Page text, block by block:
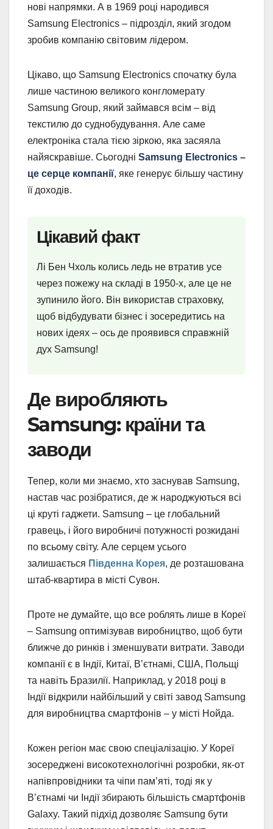
нові напрямки. А в 1969 році народився
Samsung Electronics – підрозділ, який згодом
зробив компанію світовим лідером.
Цікаво, що Samsung Electronics спочатку була
лише частиною великого конгломерату
Samsung Group, який займався всім – від
текстилю до суднобудування. Але саме
електроніка стала тією зіркою, яка засяяла
найяскравіше. Сьогодні Samsung Electronics –
це серце компанії, яке генерує більшу частину
її доходів.
Цікавий факт
Лі Бен Чхоль колись ледь не втратив усе
через пожежу на складі в 1950-х, але це не
зупинило його. Він використав страховку,
щоб відбудувати бізнес і зосередитись на
нових ідеях – ось де проявився справжній
дух Samsung!
Де виробляють
Samsung: країни та
заводи
Тепер, коли ми знаємо, хто заснував Samsung,
настав час розібратися, де ж народжуються всі
ці круті гаджети. Samsung – це глобальний
гравець, і його виробничі потужності розкидані
по всьому світу. Але серцем усього
залишається Південна Корея, де розташована
штаб-квартира в місті Сувон.
Проте не думайте, що все роблять лише в Кореї
– Samsung оптимізував виробництво, щоб бути
ближче до ринків і зменшувати витрати. Заводи
компанії є в Індії, Китаї, В’єтнамі, США, Польщі
та навіть Бразилії. Наприклад, у 2018 році в
Індії відкрили найбільший у світі завод Samsung
для виробництва смартфонів – у місті Нойда.
Кожен регіон має свою спеціалізацію. У Кореї
зосереджені високотехнологічні розробки, як-от
напівпровідники та чіпи пам’яті, тоді як у
В’єтнамі чи Індії збирають більшість смартфонів
Galaxy. Такий підхід дозволяє Samsung бути